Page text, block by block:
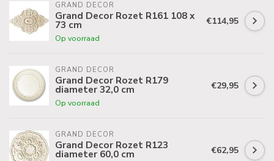
GRAND DECOR
Grand Decor Rozet R161 108 x
73 cm
Op voorraad
€114,95
GRAND DECOR
Grand Decor Rozet R179
diameter 32,0 cm
Op voorraad
€29,95
GRAND DECOR
Grand Decor Rozet R123
diameter 60,0 cm €62,95